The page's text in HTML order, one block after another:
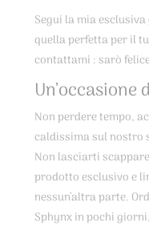
Segui la mia
quella perfetta per il
contattami : sarò
Non perdere tempo,
caldissima sul nostro
Non lasciarti
prodotto esclusivo e
nessun’altra parte.
Sphynx in pochi